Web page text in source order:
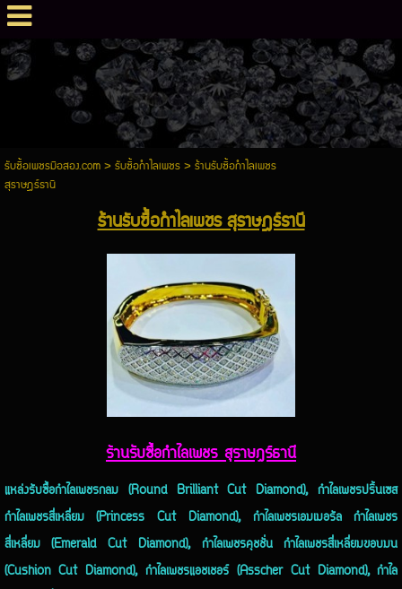
รับซื้อเพชรมือสอง.com> รับซื้อกำไลเพชร> ร้านรับซื้อกำไลเพชร
สุราษฎร์ธานี
ร้านรับซื้อกำไลเพชร สุราษฎร์ธานี
ร้านรับซื้อกำไลเพชร สุราษฎร์ธานี
แหล่งรับซื้อกำไลเพชรกลม (Round Brilliant Cut Diamond), กำไลเพชรปริ้นเซส
กำไลเพชรสี่เหลี่ยม (Princess Cut Diamond), กำไลเพชรเอมเมอรัล กำไลเพชร
สี่เหลี่ยม (Emerald Cut Diamond), กำไลเพชรคุชชั่น กำไลเพชรสี่เหลี่ยมขอบมน
(Cushion Cut Diamond), กำไลเพชรแอชเชอร์ (Asscher Cut Diamond), กำไล